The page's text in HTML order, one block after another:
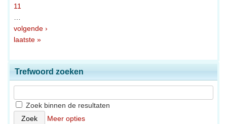
11
…
volgende ›
laatste »
Trefwoord zoeken
Zoek binnen de resultaten
Meer opties